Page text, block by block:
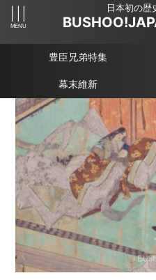
日本初の歴
豊臣兄弟特集
幕末維新